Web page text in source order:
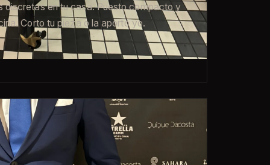
discretas en tu casa. Puesto compacto y
Corto tu pieza o la aporto yo.